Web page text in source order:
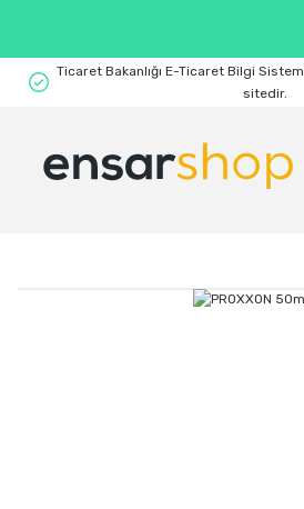
Ticaret Bakanlığı E-Ticaret Bilgi
sitedir.